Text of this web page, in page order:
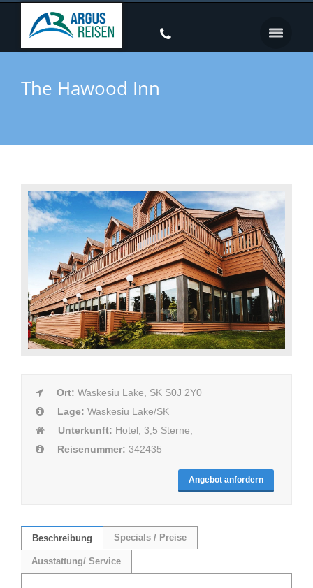
The Hawood Inn
Ort: Waskesiu Lake, SK S0J 2Y0
Lage: Waskesiu Lake/SK
Unterkunft: Hotel, 3,5 Sterne,
Reisenummer: 342435
Angebot anfordern
Beschreibung Specials / Preise
Ausstattung/ Service